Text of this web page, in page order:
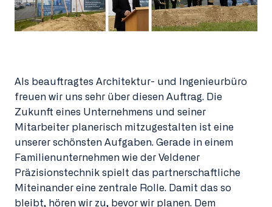
Als beauftragtes Architektur- und Ingenieurbüro
freuen wir uns sehr über diesen Auftrag. Die
Zukunft eines Unternehmens und seiner
Mitarbeiter planerisch mitzugestalten ist eine
unserer schönsten Aufgaben. Gerade in einem
Familienunternehmen wie der Veldener
Präzisionstechnik spielt das partnerschaftliche
Miteinander eine zentrale Rolle. Damit das so
bleibt, hören wir zu, bevor wir planen. Dem